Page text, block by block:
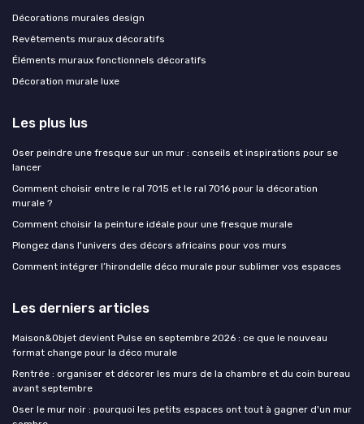
Décorations murales design
Revêtements muraux décoratifs
Éléments muraux fonctionnels décoratifs
Décoration murale luxe
Les plus lus
Oser peindre une fresque sur un mur : conseils et inspirations pour se
lancer
Comment choisir entre le ral 7015 et le ral 7016 pour la décoration
murale ?
Comment choisir la peinture idéale pour une fresque murale
Plongez dans l'univers des décors africains pour vos murs
Comment intégrer l’hirondelle déco murale pour sublimer vos espaces
Les derniers articles
Maison&Objet devient Pulse en septembre 2026 : ce que le nouveau
format change pour la déco murale
Rentrée : organiser et décorer les murs de la chambre et du coin bureau
avant septembre
Oser le mur noir : pourquoi les petits espaces ont tout à gagner d'un mur